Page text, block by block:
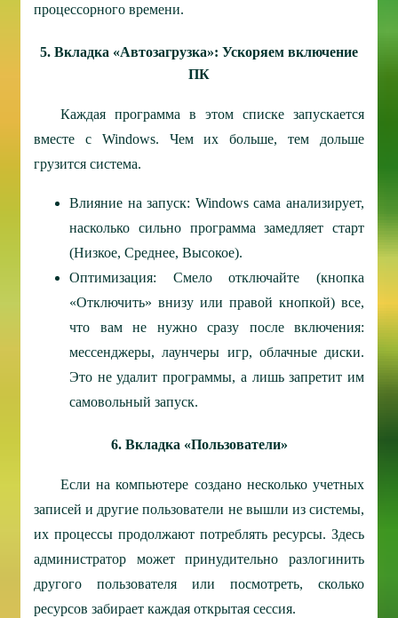
процессорного времени.
5. Вкладка «Автозагрузка»: Ускоряем включение
ПК
Каждая программа в этом списке запускается
вместе с Windows. Чем их больше, тем дольше
грузится система.
Влияние на запуск: Windows сама анализирует,
насколько сильно программа замедляет старт
(Низкое, Среднее, Высокое).
Оптимизация: Смело отключайте (кнопка
«Отключить» внизу или правой кнопкой) все,
что вам не нужно сразу после включения:
мессенджеры, лаунчеры игр, облачные диски.
Это не удалит программы, а лишь запретит им
самовольный запуск.
6. Вкладка «Пользователи»
Если на компьютере создано несколько учетных
записей и другие пользователи не вышли из системы,
их процессы продолжают потреблять ресурсы. Здесь
администратор может принудительно разлогинить
другого пользователя или посмотреть, сколько
ресурсов забирает каждая открытая сессия.